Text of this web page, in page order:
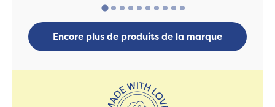
Encore plus de produits de la marque